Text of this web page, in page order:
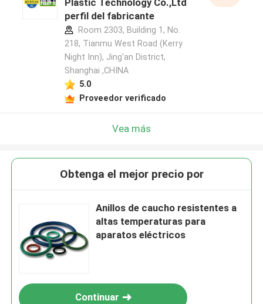
Plastic Technology Co.,Ltd
perfil del fabricante
Room 2303, Building 1, No.
218, Tianmu West Road (Kerry
Night Inn), Jing'an District,
Shanghai ,CHINA
5.0
Proveedor verificado
Vea más
Obtenga el mejor precio por
Anillos de caucho resistentes a
altas temperaturas para
aparatos eléctricos
Continuar